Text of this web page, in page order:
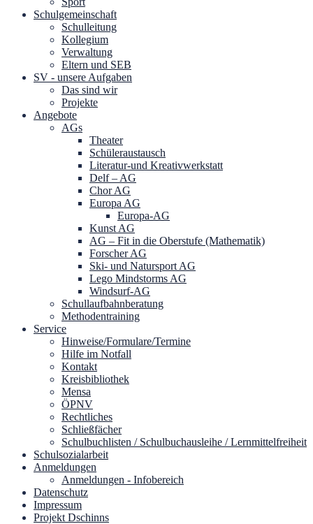
Schulgemeinschaft
Schulleitung
Kollegium
Verwaltung
Eltern und SEB
SV - unsere Aufgaben
Das sind wir
Projekte
Angebote
AGs
Theater
Schüleraustausch
Literatur-und Kreativwerkstatt
Delf – AG
Chor AG
Europa AG
Europa-AG
Kunst AG
AG – Fit in die Oberstufe (Mathematik)
Forscher AG
Ski- und Natursport AG
Lego Mindstorms AG
Windsurf-AG
Schullaufbahnberatung
Methodentraining
Service
Hinweise/Formulare/Termine
Hilfe im Notfall
Kontakt
Kreisbibliothek
Mensa
ÖPNV
Rechtliches
Schließfächer
Schulbuchlisten / Schulbuchausleihe / Lernmittelfreiheit
Schulsozialarbeit
Anmeldungen
Anmeldungen - Infobereich
Datenschutz
Impressum
Projekt Dschinns